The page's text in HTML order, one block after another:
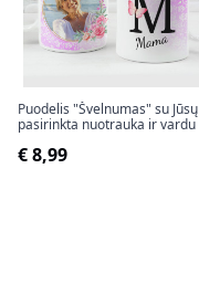
Puodelis "Švelnumas" su Jūsų
pasirinkta nuotrauka ir vardu
€ 8,99